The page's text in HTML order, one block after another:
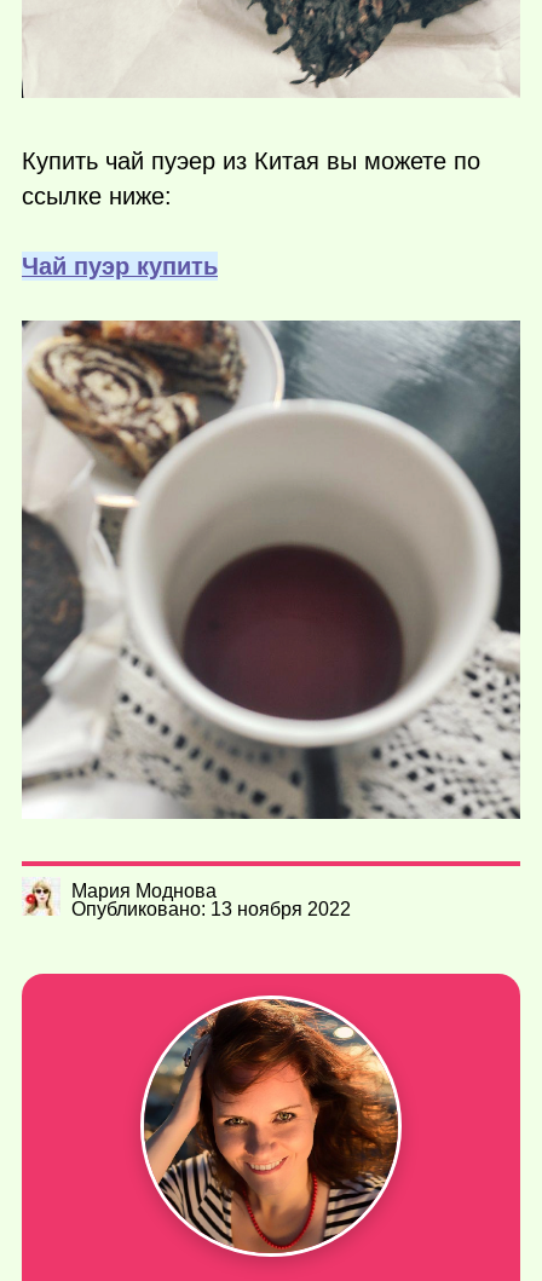
Купить чай пуэер из Китая вы можете по
ссылке ниже:
Чай пуэр купить
Мария Моднова
Опубликовано: 13 ноября 2022